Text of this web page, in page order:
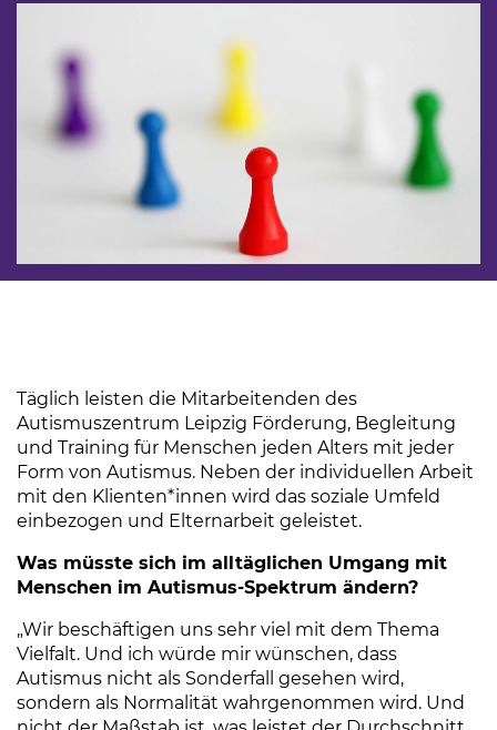
Täglich leisten die Mitarbeitenden des
Autismuszentrum Leipzig Förderung, Begleitung
und Training für Menschen jeden Alters mit jeder
Form von Autismus. Neben der individuellen Arbeit
mit den Klienten*innen wird das soziale Umfeld
einbezogen und Elternarbeit geleistet.
Was müsste sich im alltäglichen Umgang mit
Menschen im Autismus-Spektrum ändern?
„Wir beschäftigen uns sehr viel mit dem Thema
Vielfalt. Und ich würde mir wünschen, dass
Autismus nicht als Sonderfall gesehen wird,
sondern als Normalität wahrgenommen wird. Und